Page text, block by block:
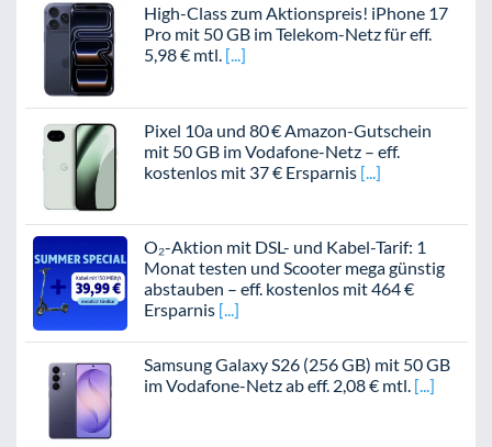
High-Class zum Aktionspreis! iPhone 17
Pro mit 50 GB im Telekom-Netz für eff.
5,98 € mtl.
Pixel 10a und 80 € Amazon-Gutschein
mit 50 GB im Vodafone-Netz – eff.
kostenlos mit 37 € Ersparnis
O₂-Aktion mit DSL- und Kabel-Tarif: 1
Monat testen und Scooter mega günstig
abstauben – eff. kostenlos mit 464 €
Ersparnis
Samsung Galaxy S26 (256 GB) mit 50 GB
im Vodafone-Netz ab eff. 2,08 € mtl.